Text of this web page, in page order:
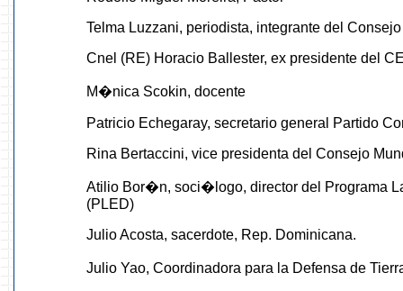
Telma Luzzani, periodista, integrante del
Cnel (RE) Horacio Ballester, ex presidente del
M�nica Scokin, docente
Patricio Echegaray, secretario general Partido
Rina Bertaccini, vice presidenta del Consejo
Atilio Bor�n, soci�logo, director del Programa
(PLED)
Julio Acosta, sacerdote, Rep. Dominicana.
Julio Yao, Coordinadora para la Defensa de